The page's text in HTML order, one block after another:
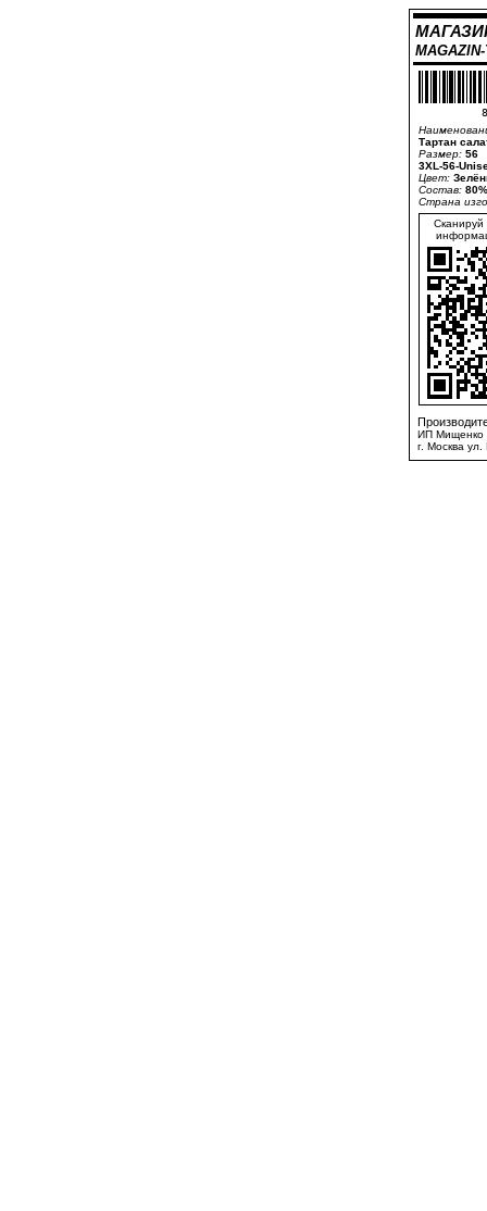
Тартан
Размер: 56
3XL-56-
Цвет:
Состав:
Страна
Сканируй
ИП Мищенко
г. Москва